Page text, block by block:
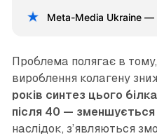
Meta-Media Ukraine —
Проблема полягає в
вироблення колагену
років синтез цього
після 40 —
наслідок, з’являються